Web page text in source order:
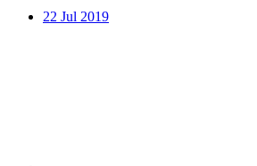
22 Jul 2019